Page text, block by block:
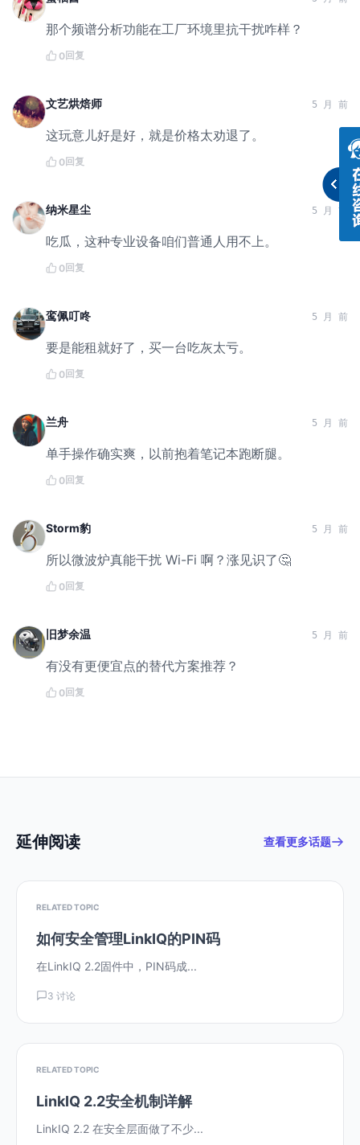
那个频谱分析功能在工厂环境里抗干扰咋样？
0回复
文艺烘焙师 5 月 前
这玩意儿好是好，就是价格太劝退了。
0回复
纳米星尘 5 月 前
吃瓜，这种专业设备咱们普通人用不上。
0回复
鸾佩叮咚 5 月 前
要是能租就好了，买一台吃灰太亏。
0回复
兰舟 5 月 前
单手操作确实爽，以前抱着笔记本跑断腿。
0回复
Storm豹 5 月 前
所以微波炉真能干扰 Wi-Fi 啊？涨见识了🤔
0回复
旧梦余温 5 月 前
有没有更便宜点的替代方案推荐？
0回复
延伸阅读 查看更多话题
RELATED TOPIC
如何安全管理LinkIQ的PIN码
在LinkIQ 2.2固件中，PIN码成...
3 讨论
RELATED TOPIC
LinkIQ 2.2安全机制详解
LinkIQ 2.2 在安全层面做了不少...